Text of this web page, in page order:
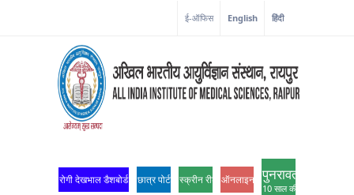
ई-ऑफिस English हिंदी
रोगी देखभाल डैशबोर्ड छात्र पोर्टल स्क्रीन रीडर एक्सेसऑनलाइन ओपीडी पंजीकरण
पुनरावर्तन
10 साल की उत्कृष्टता